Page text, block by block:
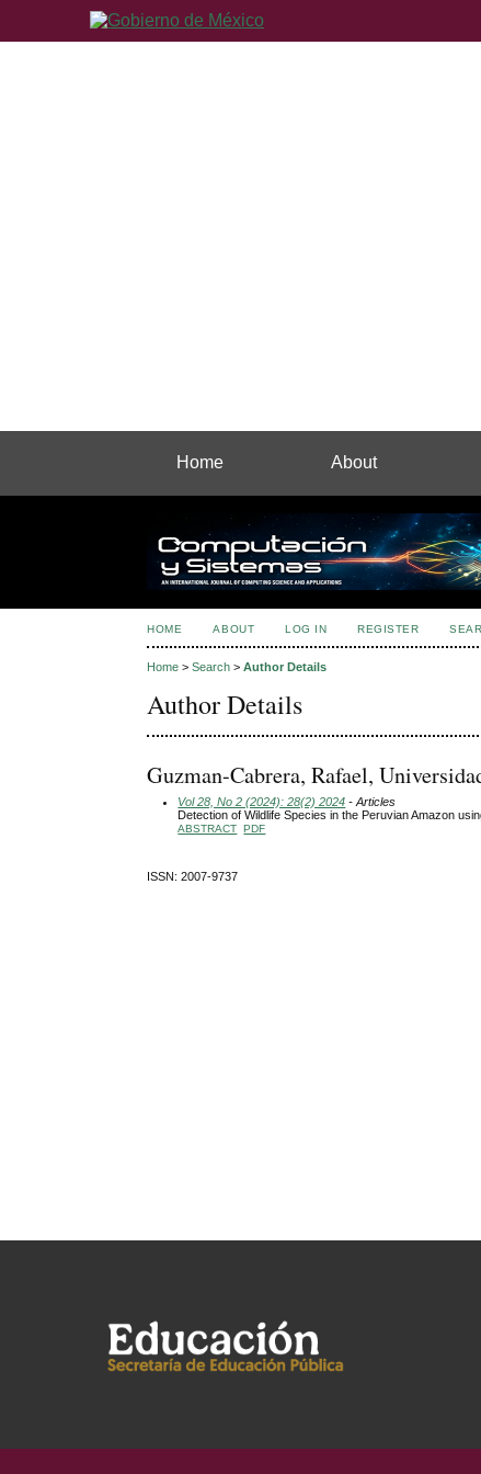
Home About
HOME ABOUT LOG IN REGISTER
Home >Search >Author Details
Author Details
Guzman-Cabrera, Rafael,
Vol 28, No 2 (2024): 28(2) 2024 - Articles
Detection of Wildlife Species in the Peruvian Amazon
ABSTRACT PDF
ISSN: 2007-9737